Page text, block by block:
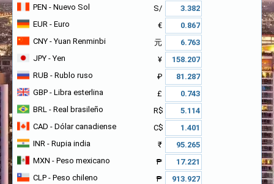
PEN - Nuevo Sol
S/
EUR - Euro
€
CNY - Yuan Renminbi
元
JPY - Yen
¥
RUB - Rublo ruso
₽
GBP - Libra esterlina
£
BRL - Real brasileño
R$
CAD - Dólar canadiense
C$
INR - Rupia india
₹
MXN - Peso mexicano
₱
CLP - Peso chileno ₱